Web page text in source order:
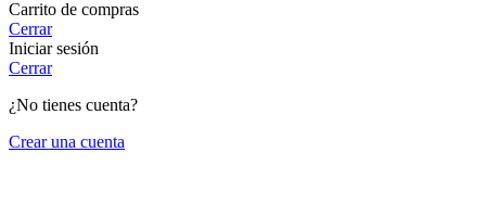
Carrito de compras
Cerrar
Iniciar sesión
Cerrar
¿No tienes cuenta?
Crear una cuenta